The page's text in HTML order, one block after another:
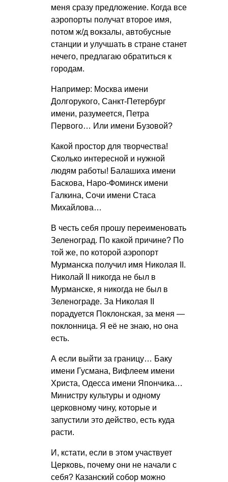
меня сразу предложение. Когда все
аэропорты получат второе имя,
потом ж/д вокзалы, автобусные
станции и улучшать в стране станет
нечего, предлагаю обратиться к
городам.
Например: Москва имени
Долгорукого, Санкт-Петербург
имени, разумеется, Петра
Первого… Или имени Бузовой?
Какой простор для творчества!
Сколько интересной и нужной
людям работы! Балашиха имени
Баскова, Наро-Фоминск имени
Галкина, Сочи имени Стаса
Михайлова…
В честь себя прошу переименовать
Зеленоград. По какой причине? По
той же, по которой аэропорт
Мурманска получил имя Николая II.
Николай II никогда не был в
Мурманске, я никогда не был в
Зеленограде. За Николая II
порадуется Поклонская, за меня —
поклонница. Я её не знаю, но она
есть.
А если выйти за границу… Баку
имени Гусмана, Вифлеем имени
Христа, Одесса имени Япончика…
Министру культуры и одному
церковному чину, которые и
запустили это действо, есть куда
расти.
И, кстати, если в этом участвует
Церковь, почему они не начали с
себя? Казанский собор можно